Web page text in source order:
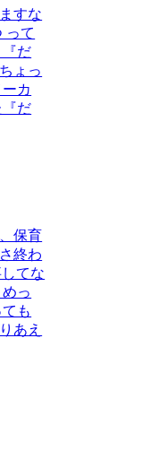
すな
って
だ
ょっ
カ
だ
保育
終わ
てな
っ
も
あえ